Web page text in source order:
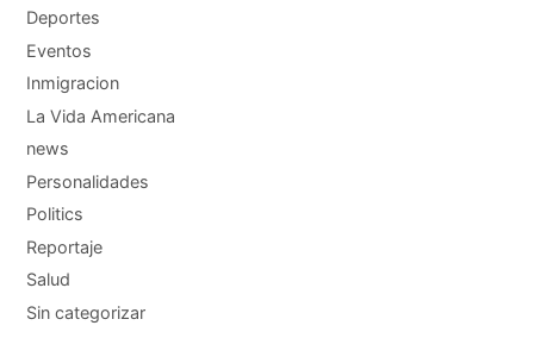
Deportes
Eventos
Inmigracion
La Vida Americana
news
Personalidades
Politics
Reportaje
Salud
Sin categorizar